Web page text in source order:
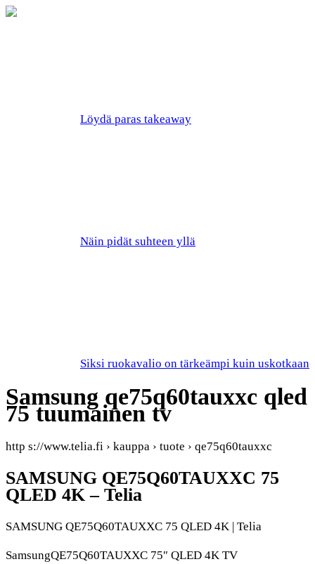
Löydä paras takeaway
Näin pidät suhteen yllä
Siksi ruokavalio on tärkeämpi kuin uskotkaan
Samsung qe75q60tauxxc qled
75 tuumainen tv
http s://www.telia.fi › kauppa › tuote › qe75q60tauxxc
SAMSUNG QE75Q60TAUXXC 75
QLED 4K – Telia
SAMSUNG QE75Q60TAUXXC 75 QLED 4K | Telia
SamsungQE75Q60TAUXXC 75″ QLED 4K TV